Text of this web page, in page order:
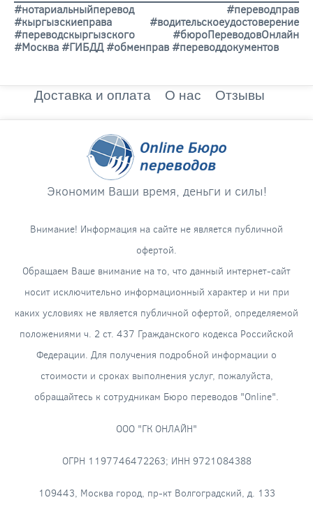
#нотариальныйперевод #переводправ
#кыргызскиеправа #водительскоеудостоверение
#переводскыргызского #бюроПереводовОнлайн
#Москва #ГИБДД #обменправ #переводдокументов
Доставка и оплата О нас Отзывы
Экономим Ваши время, деньги и силы!
Внимание! Информация на сайте не является публичной
офертой.
Обращаем Ваше внимание на то, что данный интернет-сайт
носит исключительно информационный характер и ни при
каких условиях не является публичной офертой, определяемой
положениями ч. 2 ст. 437 Гражданского кодекса Российской
Федерации. Для получения подробной информации о
стоимости и сроках выполнения услуг, пожалуйста,
обращайтесь к сотрудникам Бюро переводов "Online".
ООО "ГК ОНЛАЙН"
ОГРН 1197746472263; ИНН 9721084388
109443, Москва город, пр-кт Волгоградский, д. 133